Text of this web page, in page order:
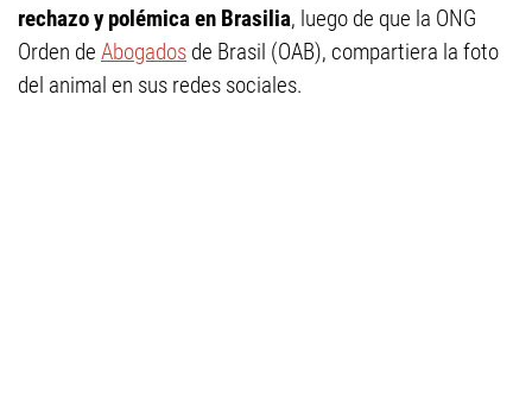
rechazo y polémica en Brasilia, luego de que la ONG
Orden de Abogados de Brasil (OAB), compartiera la foto
del animal en sus redes sociales.